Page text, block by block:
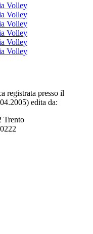
Volley
Volley
Volley
Volley
Volley
Volley
registrata presso il
edita da:
Trento